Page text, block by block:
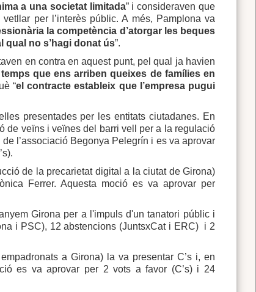
a una societat limitada” i consideraven que
per l’interès públic. A més, Pamplona va
la competència d’atorgar les beques
qual no s’hagi donat ús”.
en contra en aquest punt, pel qual ja havien
que ens arriben queixes de famílies en
“el contracte estableix que l’empresa pugui
presentades per les entitats ciutadanes. En
de veïns i veïnes del barri vell per a la regulació
l’associació Begonya Pelegrín i es va aprovar
de la precarietat digital a la ciutat de Girona)
Ferrer. Aquesta moció es va aprovar per
Girona per a l'impuls d'un tanatori públic i
i PSC), 12 abstencions (JuntsxCat i ERC) i 2
a Girona) la va presentar C’s i, en
es va aprovar per 2 vots a favor (C’s) i 24